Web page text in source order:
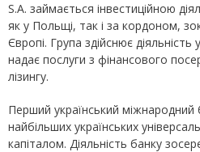
S.A. займається інвестиційною
як у Польщі, так і за кордоном,
Європі. Група здійснює діяльність
надає послуги з фінансового
лізингу.
Перший український
найбільших українських
капіталом. Діяльність банку